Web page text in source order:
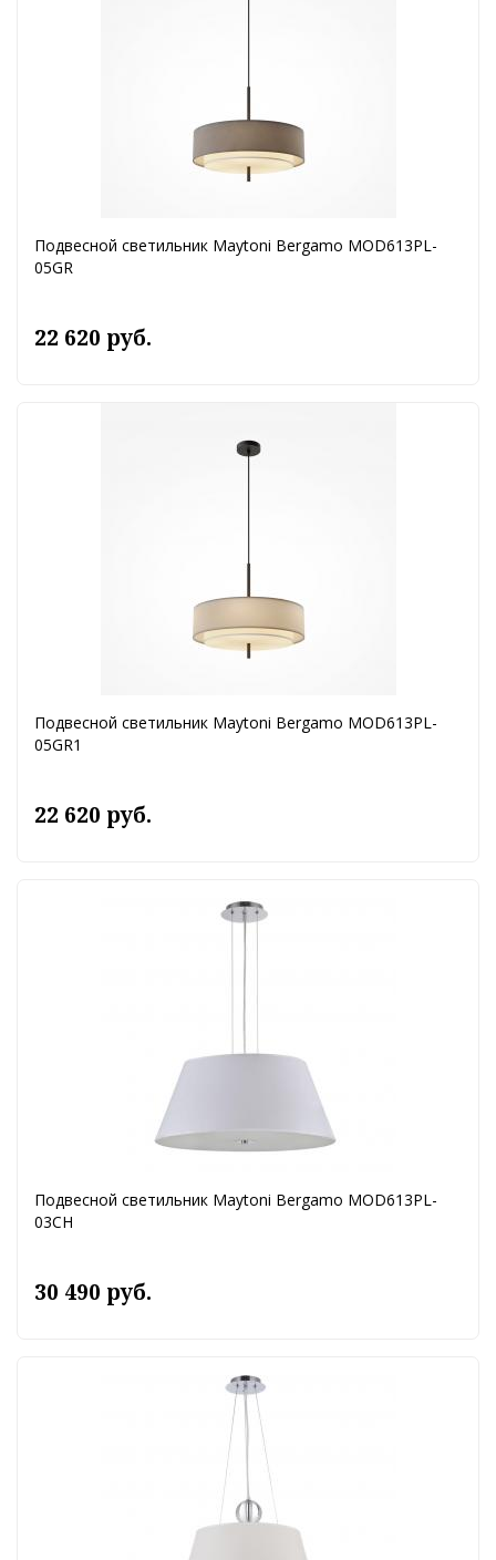
Подвесной светильник Maytoni Bergamo MOD613PL-
05GR
22 620 руб.
Подвесной светильник Maytoni Bergamo MOD613PL-
05GR1
22 620 руб.
Подвесной светильник Maytoni Bergamo MOD613PL-
03CH
30 490 руб.